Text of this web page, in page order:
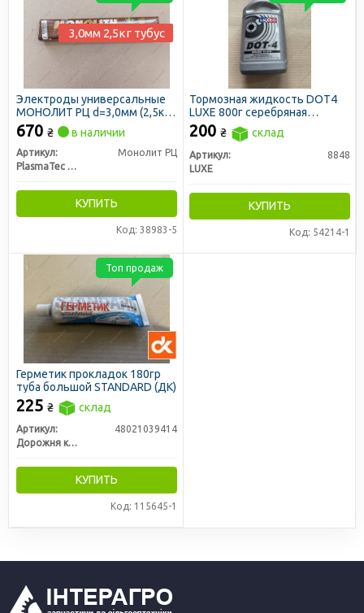
Электроды универсальные
МОНОЛИТ РЦ d=3,0мм (2,5кг
тубус)
670 ₴ в наличии
Артикул:
Монолит РЦ
PlasmaTec г. Винница
КУПИТЬ
Код: 38983-5
3,0мм 2,5кг тубус
Тормозная жидкость DOT4
LUXЕ 800г серебряная
канистра
200 ₴ склад
Артикул:
8848
LUXE
КУПИТЬ
Код: 54214-1
Герметик прокладок 180гр
туба большой STANDARD (ДК)
225 ₴ склад
Артикул:
48021039414
Дорожня карта
КУПИТЬ
Код: 115645-1
Топ продаж